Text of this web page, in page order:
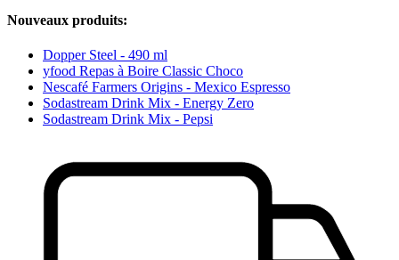
Nouveaux produits:
Dopper Steel - 490 ml
yfood Repas à Boire Classic Choco
Nescafé Farmers Origins - Mexico Espresso
Sodastream Drink Mix - Energy Zero
Sodastream Drink Mix - Pepsi